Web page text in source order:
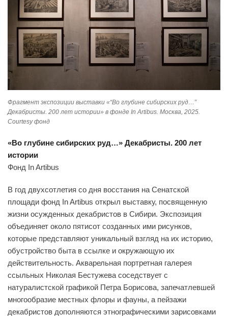
Фрагмент экспозиции выставки «“Во глубине сибирских руд…”
Декабристы. 200 лет истории» в фонде In Artibus. Москва, 2025.
Courtesy фонд
«Во глубине сибирских руд…» Декабристы. 200 лет
истории
Фонд In Artibus
В год двухсотлетия со дня восстания на Сенатской
площади фонд In Artibus открыл выставку, посвященную
жизни осужденных декабристов в Сибири. Экспозиция
объединяет около пятисот созданных ими рисунков,
которые представляют уникальный взгляд на их историю,
обустройство быта в ссылке и окружающую их
действительность. Акварельная портретная галерея
ссыльных Николая Бестужева соседствует с
натуралистской графикой Петра Борисова, запечатлевшей
многообразие местных флоры и фауны, а пейзажи
декабристов дополняются этнографическими зарисовками